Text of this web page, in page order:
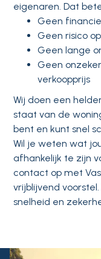
eigenaren. Dat
Geen
Geen risico
Geen lange
Geen
verkoopprijs
Wij doen een
staat van de
bent en kunt snel
Wil je weten wat
afhankelijk te zijn
contact op met
vrijblijvend
snelheid en